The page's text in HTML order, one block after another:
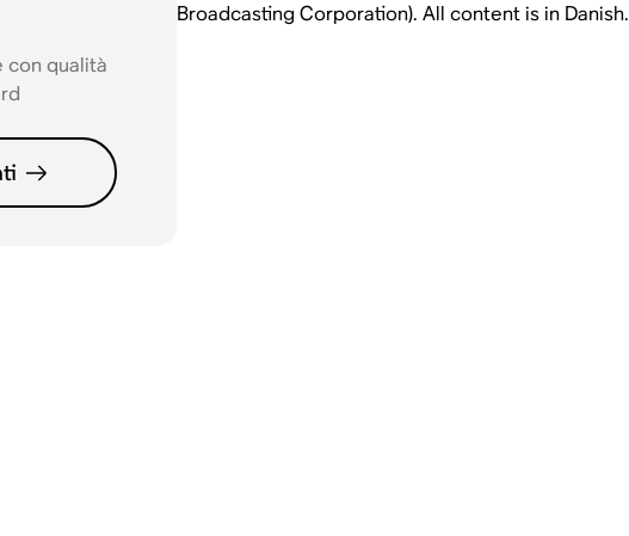
con qualità
Broadcasting Corporation). All content is in Danish.